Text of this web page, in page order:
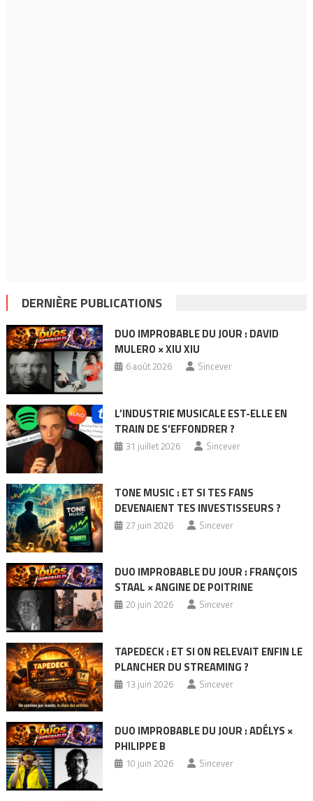
DERNIÈRE PUBLICATIONS
DUO IMPROBABLE DU JOUR : DAVID
MULERO × XIU XIU
6 août 2026 Sincever
L’INDUSTRIE MUSICALE EST-ELLE EN
TRAIN DE S’EFFONDRER ?
31 juillet 2026 Sincever
TONE MUSIC : ET SI TES FANS
DEVENAIENT TES INVESTISSEURS ?
27 juin 2026 Sincever
DUO IMPROBABLE DU JOUR : FRANÇOIS
STAAL × ANGINE DE POITRINE
20 juin 2026 Sincever
TAPEDECK : ET SI ON RELEVAIT ENFIN LE
PLANCHER DU STREAMING ?
13 juin 2026 Sincever
DUO IMPROBABLE DU JOUR : ADÉLYS ×
PHILIPPE B
10 juin 2026 Sincever